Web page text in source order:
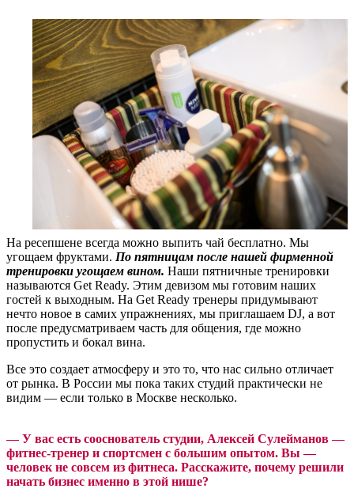
На ресепшене всегда можно выпить чай бесплатно. Мы
угощаем фруктами. По пятницам после нашей фирменной
тренировки угощаем вином. Наши пятничные тренировки
называются Get Ready. Этим девизом мы готовим наших
гостей к выходным. На Get Ready тренеры придумывают
нечто новое в самих упражнениях, мы приглашаем DJ, а вот
после предусматриваем часть для общения, где можно
пропустить и бокал вина.
Все это создает атмосферу и это то, что нас сильно отличает
от рынка. В России мы пока таких студий практически не
видим — если только в Москве несколько.
— У вас есть сооснователь студии, Алексей Сулейманов —
фитнес-тренер и спортсмен с большим опытом. Вы —
человек не совсем из фитнеса. Расскажите, почему решили
начать бизнес именно в этой нише?